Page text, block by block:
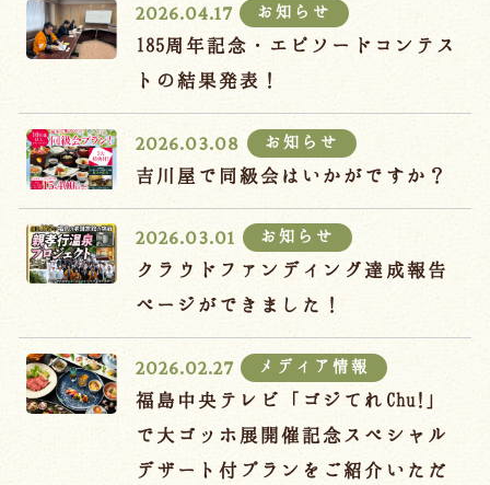
2026.04.17 お知らせ
185周年記念・エピソードコンテス
トの結果発表！
2026.03.08 お知らせ
吉川屋で同級会はいかがですか？
2026.03.01 お知らせ
クラウドファンディング達成報告
ページができました！
2026.02.27 メディア情報
福島中央テレビ「ゴジてれChu!」
で大ゴッホ展開催記念スペシャル
デザート付プランをご紹介いただ
お知らせ よくあるご質問
お問い合わせ
予約確認・変更・キャンセル
キャンセルポリシー
宿泊約款
オンラインショップ
吉川屋×温泉むすめ
Follow us